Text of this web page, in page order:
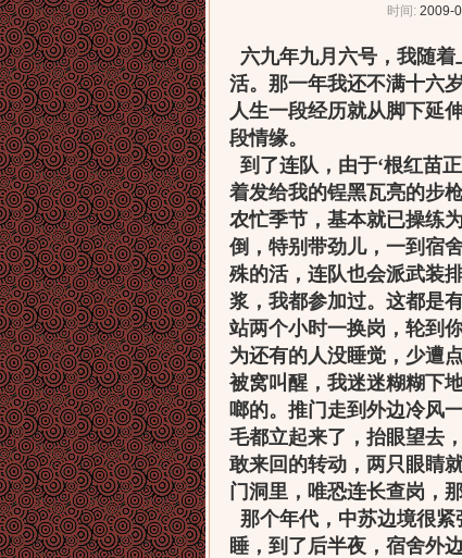
时间: 2009-
六九年九月六号，我随
活。那一年我还不满十六
人生一段经历就从脚下延
段情缘。
到了连队，由于‘根红苗
着发给我的锃黑瓦亮的步
农忙季节，基本就已操练
倒，特别带劲儿，一到宿
殊的活，连队也会派武装
浆，我都参加过。这都是
站两个小时一换岗，轮到
为还有的人没睡觉，少遭
被窝叫醒，我迷迷糊糊下
啷的。推门走到外边冷风
毛都立起来了，抬眼望去
敢来回的转动，两只眼睛
门洞里，唯恐连长查岗，
那个年代，中苏边境很
睡，到了后半夜，宿舍外